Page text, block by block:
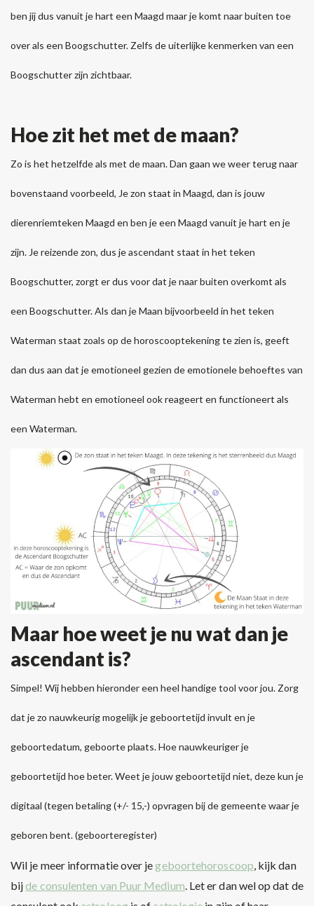
ben jij dus vanuit je hart een Maagd maar je komt naar buiten toe
over als een Boogschutter. Zelfs de uiterlijke kenmerken van een
Boogschutter zijn zichtbaar.
Hoe zit het met de maan?
Zo is het hetzelfde als met de maan. Dan gaan we weer terug naar
bovenstaand voorbeeld, Je zon staat in Maagd, dan is jouw
dierenriemteken Maagd en ben je een Maagd vanuit je hart en je
zijn. Je reizende zon, dus je ascendant staat in het teken
Boogschutter, zorgt er dus voor dat je naar buiten overkomt als
een Boogschutter. Als dan je Maan bijvoorbeeld in het teken
Waterman staat zoals op de horoscooptekening te zien is, geeft
dan dus aan dat je emotioneel gezien de emotionele behoeftes van
Waterman hebt en emotioneel ook reageert en functioneert als
een Waterman.
Maar hoe weet je nu wat dan je
ascendant is?
Simpel! Wij hebben hieronder een heel handige tool voor jou. Zorg
dat je zo nauwkeurig mogelijk je geboortetijd invult en je
geboortedatum, geboorte plaats. Hoe nauwkeuriger je
geboortetijd hoe beter. Weet je jouw geboortetijd niet, deze kun je
digitaal (tegen betaling (+/- 15,-) opvragen bij de gemeente waar je
geboren bent. (geboorteregister)
Wil je meer informatie over jegeboortehoroscoop , kijk dan
bij de consulenten van Puur Medium . Let er dan wel op dat de